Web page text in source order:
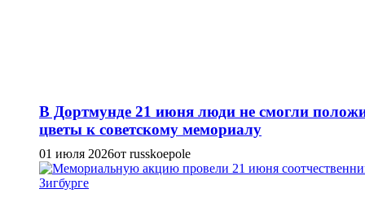
В Дортмунде 21 июня люди не смогли
цветы к советскому мемориалу
01 июля 2026от russkoepole